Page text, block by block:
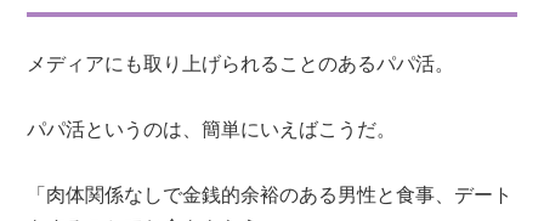
メディアにも取り上げられることのあるパパ活。
パパ活というのは、簡単にいえばこうだ。
「肉体関係なしで金銭的余裕のある男性と食事、デート